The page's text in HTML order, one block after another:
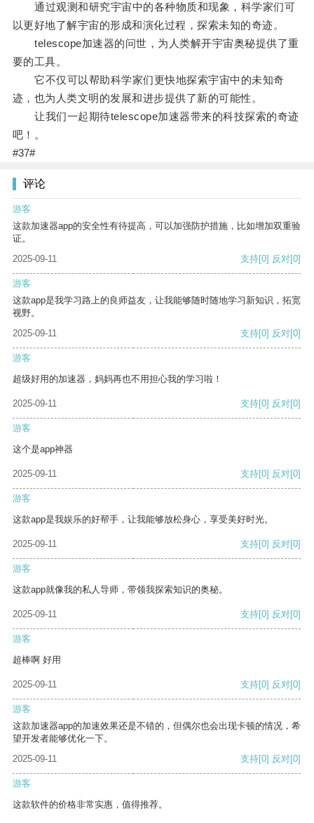
通过观测和研究宇宙中的各种物质和现象，科学家们可
以更好地了解宇宙的形成和演化过程，探索未知的奇迹。
telescope加速器的问世，为人类解开宇宙奥秘提供了重
要的工具。
它不仅可以帮助科学家们更快地探索宇宙中的未知奇
迹，也为人类文明的发展和进步提供了新的可能性。
让我们一起期待telescope加速器带来的科技探索的奇迹
吧！。
#37#
评论
游客
这款加速器app的安全性有待提高，可以加强防护措施，比如增加双重验
证。
2025-09-11
支持[0] 反对[0]
游客
这款app是我学习路上的良师益友，让我能够随时随地学习新知识，拓宽
视野。
2025-09-11
支持[0] 反对[0]
游客
超级好用的加速器，妈妈再也不用担心我的学习啦！
2025-09-11 支持[0] 反对[0]
游客
这个是app神器
2025-09-11 支持[0] 反对[0]
游客
这款app是我娱乐的好帮手，让我能够放松身心，享受美好时光。
2025-09-11 支持[0] 反对[0]
游客
这款app就像我的私人导师，带领我探索知识的奥秘。
2025-09-11 支持[0] 反对[0]
游客
超棒啊 好用
2025-09-11 支持[0] 反对[0]
游客
这款加速器app的加速效果还是不错的，但偶尔也会出现卡顿的情况，希
望开发者能够优化一下。
2025-09-11
支持[0] 反对[0]
游客
这款软件的价格非常实惠，值得推荐。